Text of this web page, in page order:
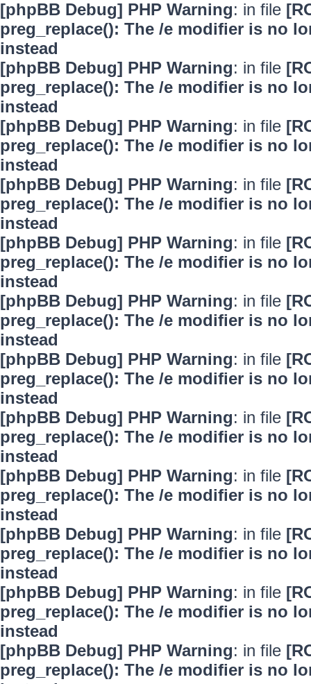
[phpBB Debug] PHP Warning: in file
preg_replace(): The /e modifier is no
instead
[phpBB Debug] PHP Warning: in file
preg_replace(): The /e modifier is no
instead
[phpBB Debug] PHP Warning: in file
preg_replace(): The /e modifier is no
instead
[phpBB Debug] PHP Warning: in file
preg_replace(): The /e modifier is no
instead
[phpBB Debug] PHP Warning: in file
preg_replace(): The /e modifier is no
instead
[phpBB Debug] PHP Warning: in file
preg_replace(): The /e modifier is no
instead
[phpBB Debug] PHP Warning: in file
preg_replace(): The /e modifier is no
instead
[phpBB Debug] PHP Warning: in file
preg_replace(): The /e modifier is no
instead
[phpBB Debug] PHP Warning: in file
preg_replace(): The /e modifier is no
instead
[phpBB Debug] PHP Warning: in file
preg_replace(): The /e modifier is no
instead
[phpBB Debug] PHP Warning: in file
preg_replace(): The /e modifier is no
instead
[phpBB Debug] PHP Warning: in file
preg_replace(): The /e modifier is no